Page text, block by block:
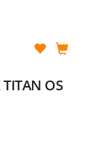
OS